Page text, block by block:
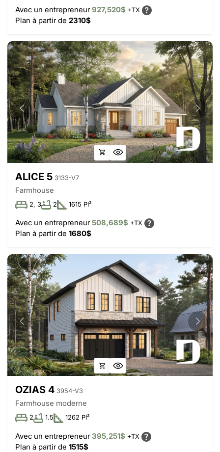
Avec un entrepreneur927,520$ +TX
Plan à partir de 2310$
ALICE 5 3133-V7
Farmhouse
2, 3 2 1615 PI²
Avec un entrepreneur508,689$ +TX
Plan à partir de 1680$
OZIAS 4 3954-V3
Farmhouse moderne
2 1.5 1262 PI²
Avec un entrepreneur395,251$ +TX
Plan à partir de 1515$